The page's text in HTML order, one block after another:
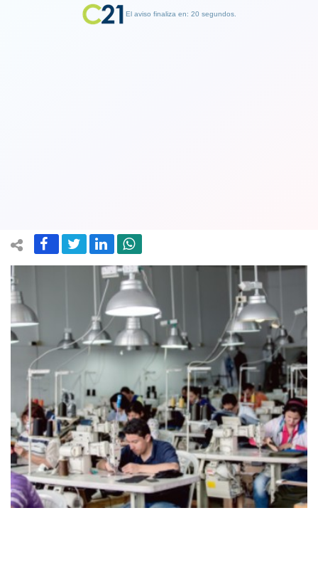
El aviso finaliza en: 19 segundos.